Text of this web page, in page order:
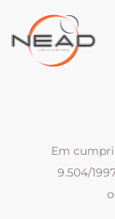
Em
9.504/